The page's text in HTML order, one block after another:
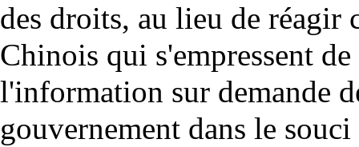
des droits, au lieu de réagir
Chinois qui s'empressent de
l'information sur demande
gouvernement dans le